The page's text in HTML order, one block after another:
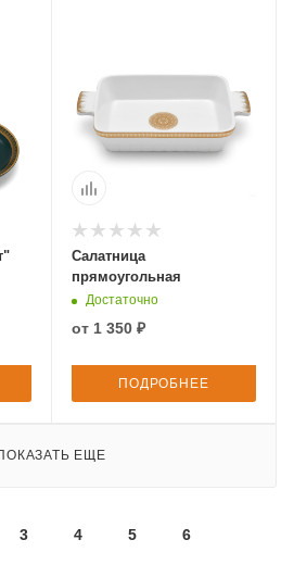
Салатница
прямоугольная
Достаточно
от 1 350 ₽
ПОДРОБНЕЕ
ЕЩЕ
3 4 5 6